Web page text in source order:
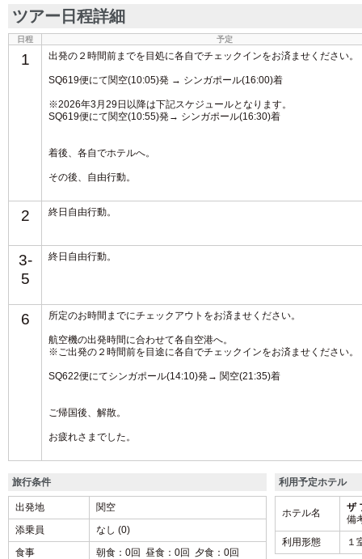
ツアー日程詳細
日程 予定
1 出発の２時間前までを目処に各自でチェックインをお済ませください。
SQ619便にて関空(10:05)発 → シンガポール(16:00)着
※2026年3月29日以降は下記スケジュールとなります。
SQ619便にて関空(10:55)発→ シンガポール(16:30)着
着後、各自でホテルへ。
その後、自由行動。
2 終日自由行動。
3-
5
終日自由行動。
6 所定のお時間までにチェックアウトをお済ませください。
航空機の出発時間に合わせて各自空港へ。
※ご出発の２時間前を目途に各自でチェックインをお済ませください。
SQ622便にてシンガポール(14:10)発→ 関空(21:35)着
ご帰国後、解散。
お疲れさまでした。
旅行条件
出発地
関空
添乗員
なし (0)
食事
朝食：0回 昼食：0回 夕食：0回
利用予定ホテル
ホテル名
ザ
備
利用形態
１